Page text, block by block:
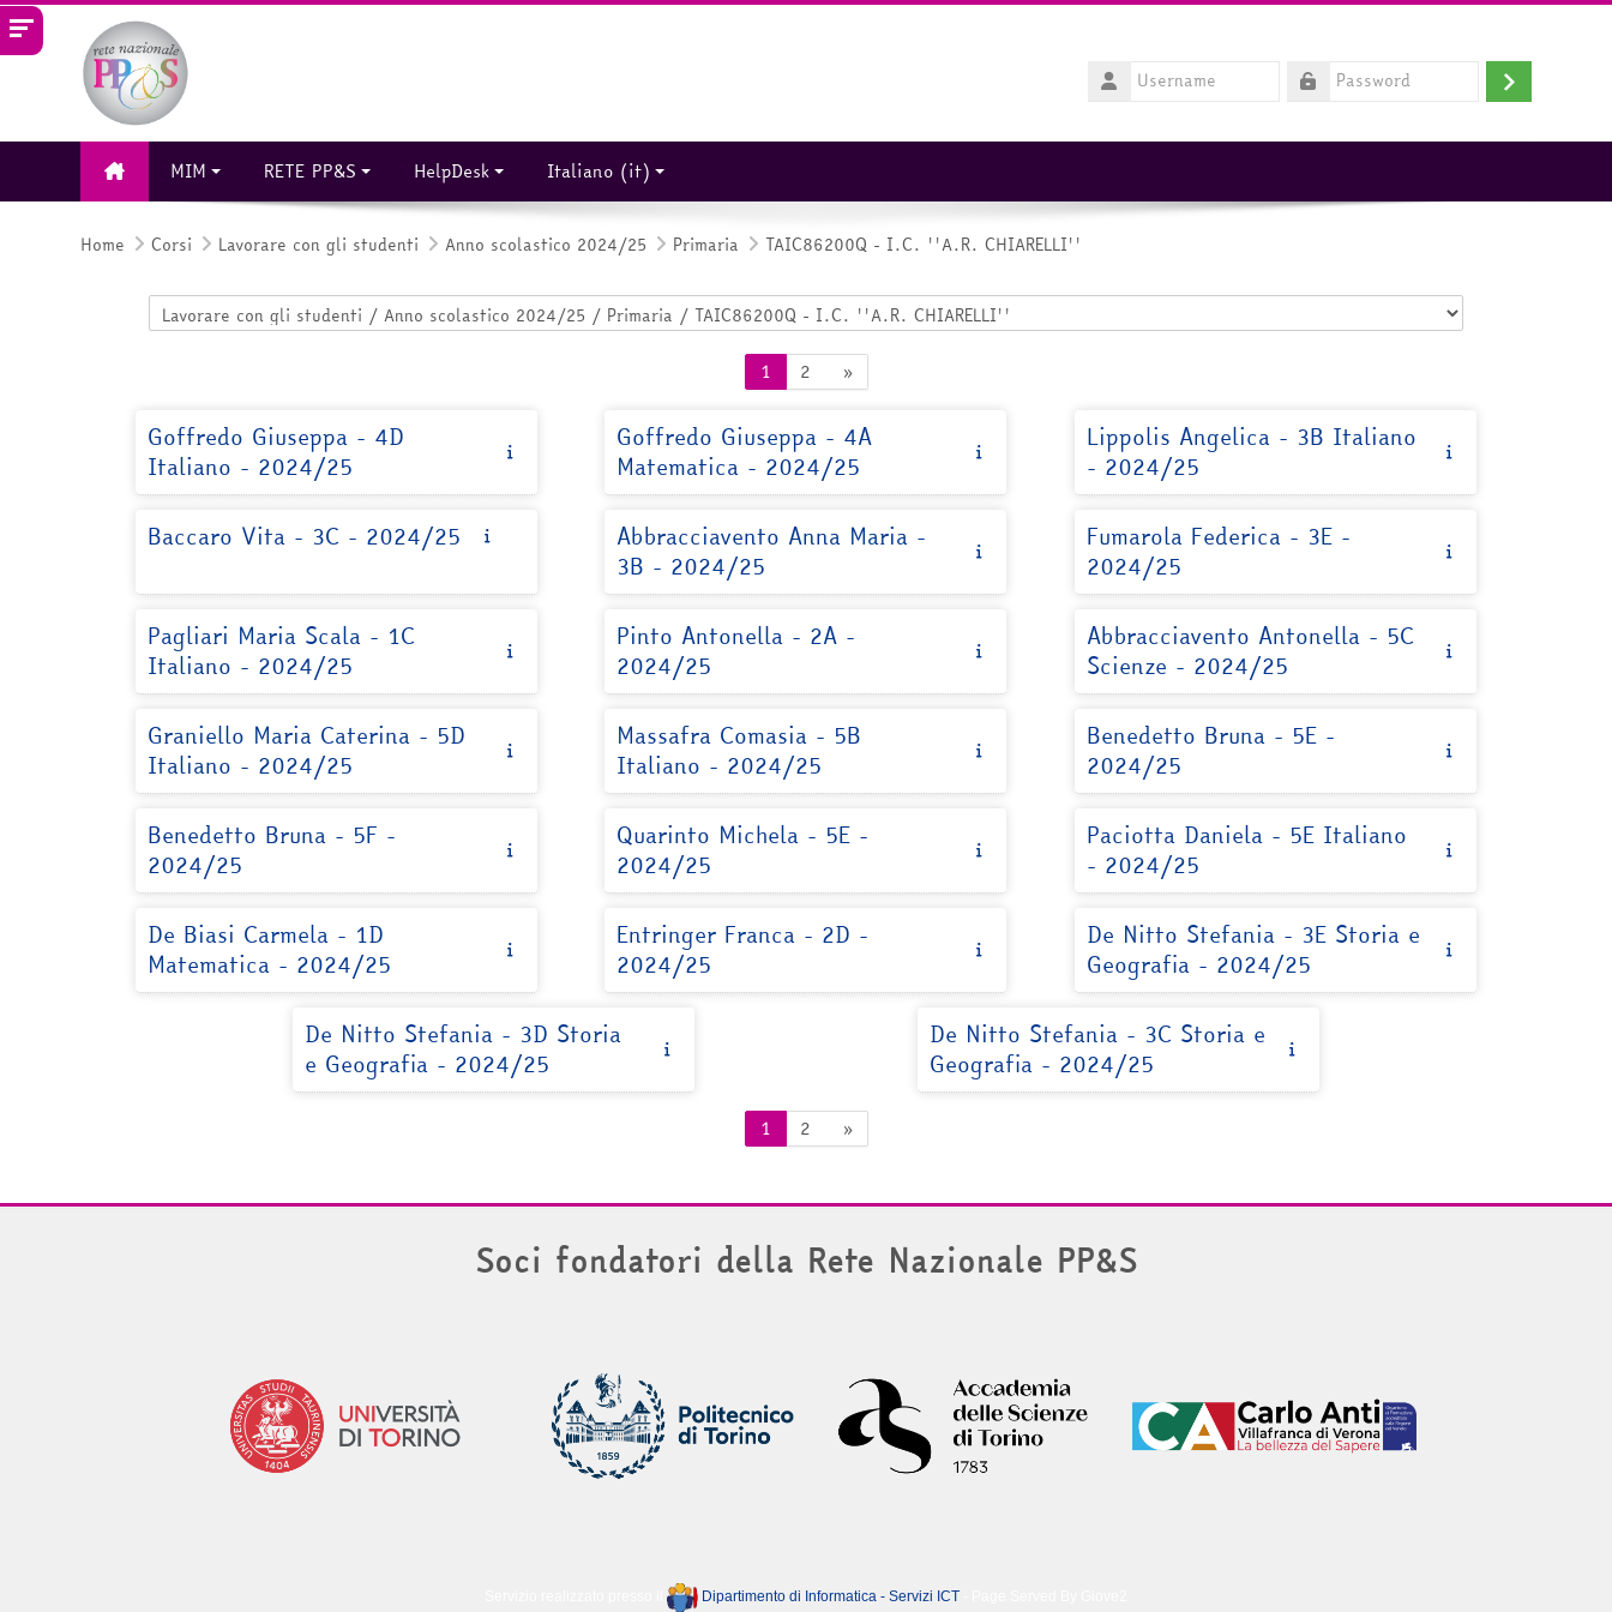
Vai al contenuto principale
Username
Login
MIM RETE PP&S HelpDesk Italiano ‎(it)‎
Home Corsi Lavorare con gli studenti Anno scolastico 2024/25 Primaria TAIC86200Q - I.C. ''A.R. CHIARELLI''
Categorie di corso
1 Pagina 1
2Pagina 2
»Pagina successiva
Goffredo Giuseppa - 4D
Italiano - 2024/25
Goffredo Giuseppa - 4A
Matematica - 2024/25
Lippolis Angelica - 3B Italiano
- 2024/25
Baccaro Vita - 3C - 2024/25
Abbracciavento Anna Maria -
3B - 2024/25
Fumarola Federica - 3E -
2024/25
Pagliari Maria Scala - 1C
Italiano - 2024/25
Pinto Antonella - 2A -
2024/25
Abbracciavento Antonella - 5C
Scienze - 2024/25
Graniello Maria Caterina - 5D
Italiano - 2024/25
Massafra Comasia - 5B
Italiano - 2024/25
Benedetto Bruna - 5E -
2024/25
Benedetto Bruna - 5F -
2024/25
Quarinto Michela - 5E -
2024/25
Paciotta Daniela - 5E Italiano
- 2024/25
De Biasi Carmela - 1D
Matematica - 2024/25
Entringer Franca - 2D -
2024/25
De Nitto Stefania - 3E Storia e
Geografia - 2024/25
De Nitto Stefania - 3D Storia
e Geografia - 2024/25
De Nitto Stefania - 3C Storia e
Geografia - 2024/25
1Pagina 1
2Pagina 2
»Pagina successiva
Soci fondatori della Rete Nazionale PP&S
Dipartimento di Informatica - Servizi ICT